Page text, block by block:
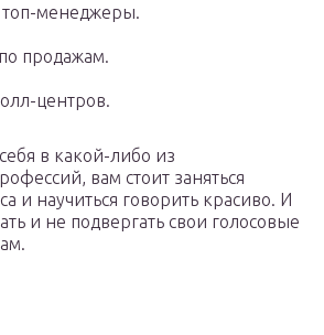
менеджеры.
продажам.
центров.
в какой-либо из
вам стоит заняться
и научиться говорить красиво. И
и не подвергать свои голосовые